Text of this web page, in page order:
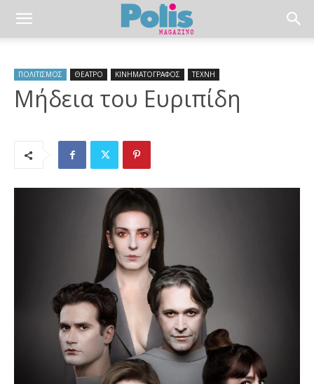
ΠΟΛΙΤΙΣΜΟΣ ΘΕΑΤΡΟ ΚΙΝΗΜΑΤΟΓΡΑΦΟΣ ΤΕΧΝΗ
Μήδεια του Ευριπίδη